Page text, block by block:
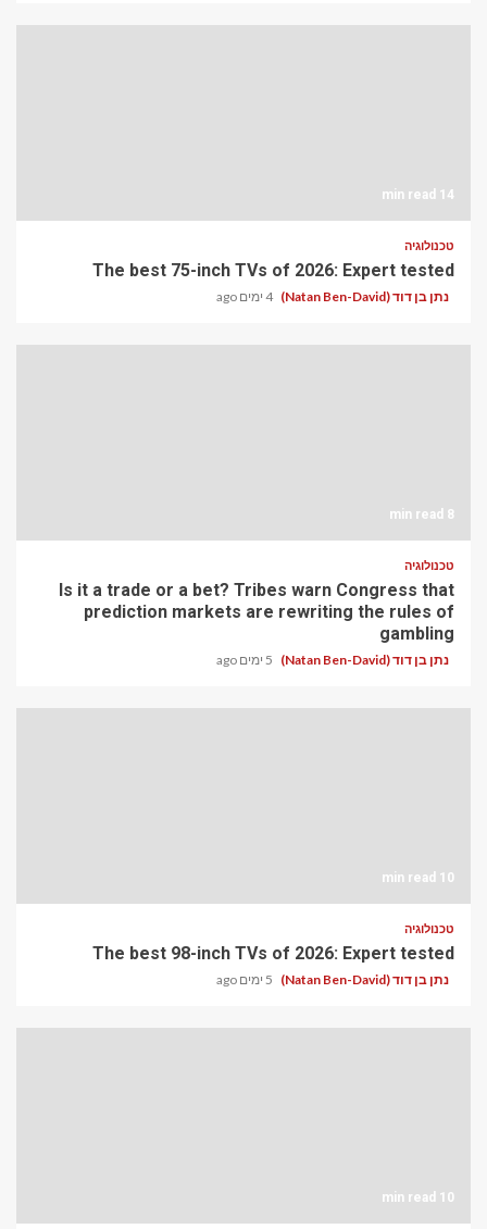
14 min read
טכנולוגיה
The best 75-inch TVs of 2026: Expert tested
נתן בן דוד (Natan Ben-David) 4 ימים ago
8 min read
טכנולוגיה
Is it a trade or a bet? Tribes warn Congress that
prediction markets are rewriting the rules of
gambling
נתן בן דוד (Natan Ben-David) 5 ימים ago
10 min read
טכנולוגיה
The best 98-inch TVs of 2026: Expert tested
נתן בן דוד (Natan Ben-David) 5 ימים ago
10 min read